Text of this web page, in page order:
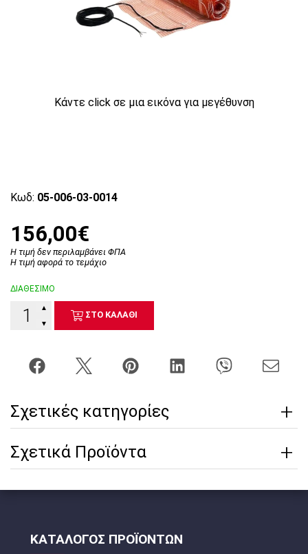
Κάντε click σε μια εικόνα για μεγέθυνση
Κωδ: 05-006-03-0014
156,00€
Η τιμή δεν περιλαμβάνει ΦΠΑ
Η τιμή αφορά το τεμάχιο
ΔΙΑΘΕΣΙΜΟ
▼
▲
ΣΤΟ ΚΑΛΑΘΙ
Σχετικές κατηγορίες
Σχετικά Προϊόντα
ΚΑΤΑΛΟΓΟΣ ΠΡΟΪΟΝΤΩΝ